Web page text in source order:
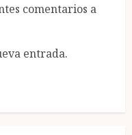
comentarios a
entrada.